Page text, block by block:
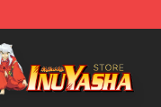
Merchandise Shop